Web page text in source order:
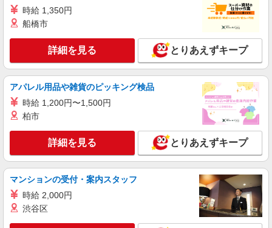
キープ 詳細を見る
株式会社kotrio /●YK-H-2067783
＜渋沢駅＞元気も、プライベートも諦めない＊
週3〜OK/看護助手
時給1600円〜2250円 ＜日払い有/週払い有/交
通費全支給(ガソリン代含む)＞
秦野市【最寄り駅：渋沢駅すぐ】
キープ 詳細を見る
職業紹介
株式会社kotrio /●YK-S-2023143
≪秦野駅≫無資格・未経験OKの看護助手！医
【正社員】月給240,000〜400,000円 ・基本
時給 1,350円
船橋市
詳細を見る とりあえずキープ
アパレル用品や雑貨のピッキング検品
時給 1,200円〜1,500円
柏市
詳細を見る とりあえずキープ
マンションの受付・案内スタッフ
時給 2,000円
渋谷区